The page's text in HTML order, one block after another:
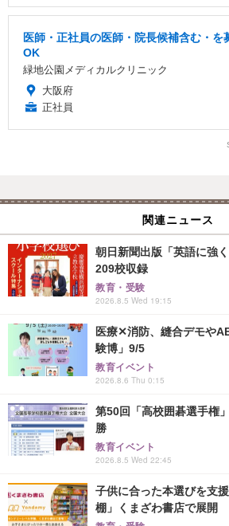
医師・正社員の医師・院長候補含む・を
OK
緑地公園メディカルクリニック
大阪府
正社員
関連ニュース
朝日新聞出版「英語に強
209校収録
教育・受験
2026.8.5 Wed 19:15
医療✕消防、縫合デモや
験博」9/5
教育イベント
2026.8.6 Thu 0:15
第50回「高校囲碁選手権
勝
教育イベント
2026.8.5 Wed 22:45
子供に合った本選びを支
棚」くまざわ書店で展開